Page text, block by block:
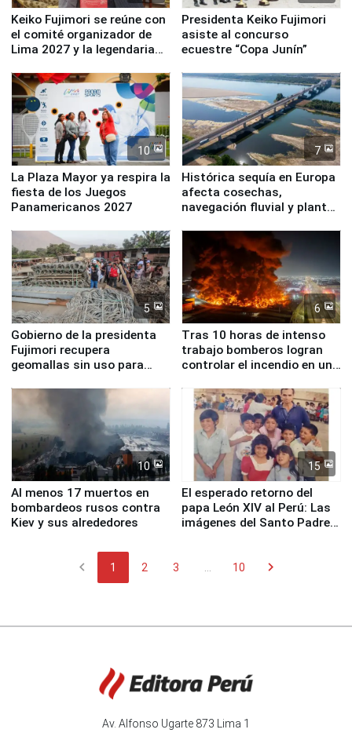
Keiko Fujimori se reúne con
el comité organizador de
Lima 2027 y la legendaria
Presidenta Keiko Fujimori
asiste al concurso
ecuestre “Copa Junín”
10
La Plaza Mayor ya respira la
fiesta de los Juegos
Panamericanos 2027
7
Histórica sequía en Europa
afecta cosechas,
navegación fluvial y plantas
5
Gobierno de la presidenta
Fujimori recupera
geomallas sin uso para
Fenómeno El Niño
6
Tras 10 horas de intenso
trabajo bomberos logran
controlar el incendio en una
de Chile
10
Al menos 17 muertos en
bombardeos rusos contra
Kiev y sus alrededores
15
El esperado retorno del
papa León XIV al Perú: Las
imágenes del Santo Padre
chevron_left 1 2 3 10 chevron_right
Av. Alfonso Ugarte 873 Lima 1